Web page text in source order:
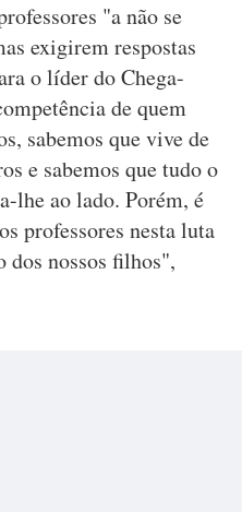
"a não se
exigirem respostas
o líder do Chega-
de quem
sabemos que vive de
e sabemos que tudo o
lhe ao lado. Porém, é
professores nesta luta
nossos filhos",